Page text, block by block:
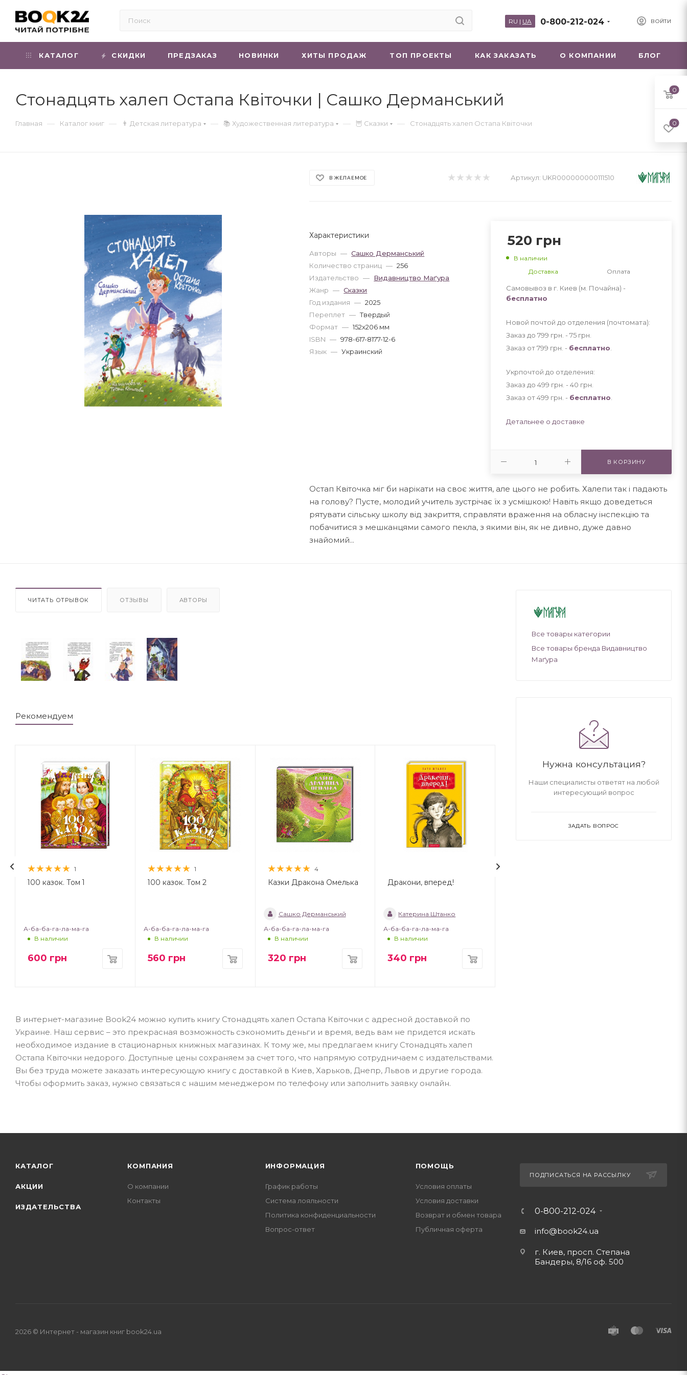
ВОЙТИ
0-800-212-024
RU | UA
КАТАЛОГ СКИДКИ ПРЕДЗАКАЗ НОВИНКИ ХИТЫ ПРОДАЖ ТОП ПРОЕКТЫ КАК ЗАКАЗАТЬ О КОМПАНИИ БЛОГ
Стонадцять халеп Остапа Квіточки | Сашко Дерманський
Главная — Каталог книг — 👨 Детская литература — 📚 Художественная литература — 🦉 Сказки — Стонадцять халеп Остапа Квіточки
В ЖЕЛАЕМОЕ Артикул: UKR000000000111510
Характеристики
Авторы — Сашко Дерманський
Количество страниц — 256
Издательство — Видавництво Маґура
Жанр — Сказки
Год издания — 2025
Переплет — Твердый
Формат — 152x206 мм
ISBN — 978-617-8177-12-6
Язык — Украинский
520 грн
В наличии
Доставка
Оплата
Самовывоз в г. Киев (м. Почайна) -
бесплатно
Новой почтой до отделения (почтомата):
Заказ до 799 грн. - 75 грн
Заказ от 799 грн. - бесплатно
Укрпочтой до отделения:
Заказ до 499 грн. - 40 грн
Заказ от 499 грн. - бесплатно
Детальнее о доставке
В КОРЗИНУ
Остап Квіточка міг би нарікати на своє життя, але цього не робить. Халепи так і падають
на голову? Пусте, молодий учитель зустрічає їх з усмішкою! Навіть якщо доведеться
рятувати сільську школу від закриття, справляти враження на обласну інспекцію та
побачитися з мешканцями самого пекла, з якими він, як не дивно, дуже давно
знайомий...
ЧИТАТЬ ОТРЫВОК ОТЗЫВЫ АВТОРЫ
Рекомендуем
1
100 казок. Том 1
А-ба-ба-га-ла-ма-га
В наличии
600 грн
1
100 казок. Том 2
А-ба-ба-га-ла-ма-га
В наличии
560 грн
4
Казки Дракона Омелька
Сашко Дерманський
А-ба-ба-га-ла-ма-га
В наличии
320 грн
Дракони, вперед!
Катерина Штанко
А-ба-ба-га-ла-ма-га
В наличии
340 грн
В интернет-магазине Book24 можно купить книгу Стонадцять халеп Остапа Квіточки с адресной доставкой по
Украине. Наш сервис – это прекрасная возможность сэкономить деньги и время, ведь вам не придется искать
необходимое издание в стационарных книжных магазинах. К тому же, мы предлагаем книгу Стонадцять халеп
Остапа Квіточки недорого. Доступные цены сохраняем за счет того, что напрямую сотрудничаем с издательствами.
Вы без труда можете заказать интересующую книгу с доставкой в Киев, Харьков, Днепр, Львов и другие города.
Чтобы оформить заказ, нужно связаться с нашим менеджером по телефону или заполнить заявку онлайн.
Все товары категории
Все товары бренда Видавництво
Маґура
Нужна консультация?
Наши специалисты ответят на любой
интересующий вопрос
ЗАДАТЬ ВОПРОС
КАТАЛОГ
АКЦИИ
ИЗДАТЕЛЬСТВА
КОМПАНИЯ
О компании
Контакты
ИНФОРМАЦИЯ
График работы
Система лояльности
Политика конфиденциальности
Вопрос-ответ
ПОМОЩЬ
Условия оплаты
Условия доставки
Возврат и обмен товара
Публичная оферта
ПОДПИСАТЬСЯ НА РАССЫЛКУ
0-800-212-024
info@book24.ua
г. Киев, просп. Степана
Бандеры, 8/16 оф. 500
2026 © Интернет - магазин книг book24.ua
0
0